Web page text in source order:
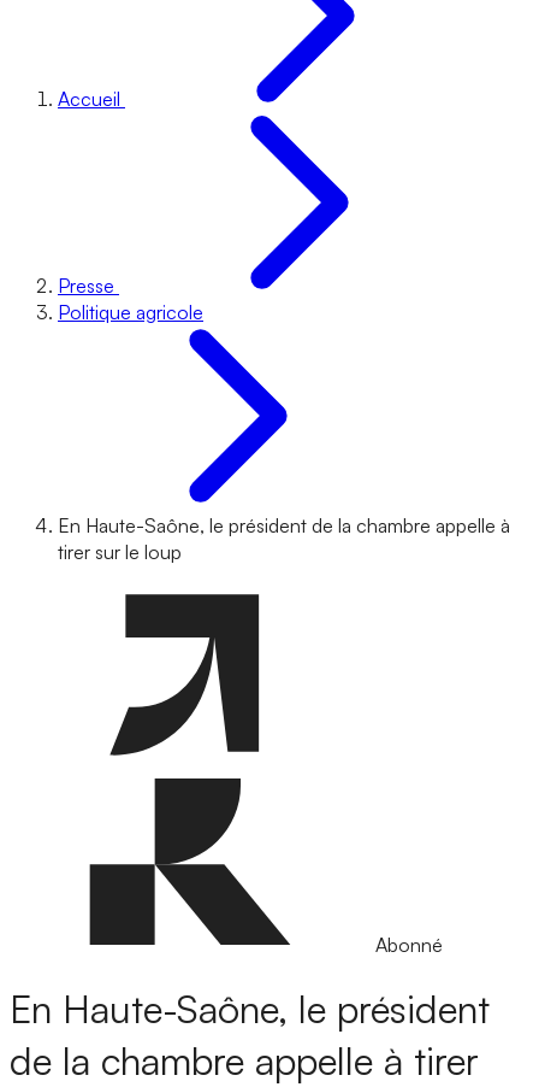
Accueil
Presse
Politique agricole
En Haute-Saône, le président de la chambre appelle à
tirer sur le loup
Abonné
En Haute-Saône, le président
de la chambre appelle à tirer